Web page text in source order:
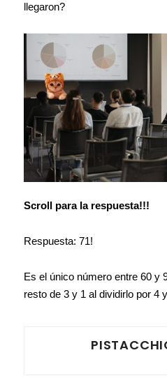
llegaron?
Scroll para la respuesta!!!
Respuesta: 71!
Es el único número entre 60 y
resto de 3 y 1 al dividirlo por 4